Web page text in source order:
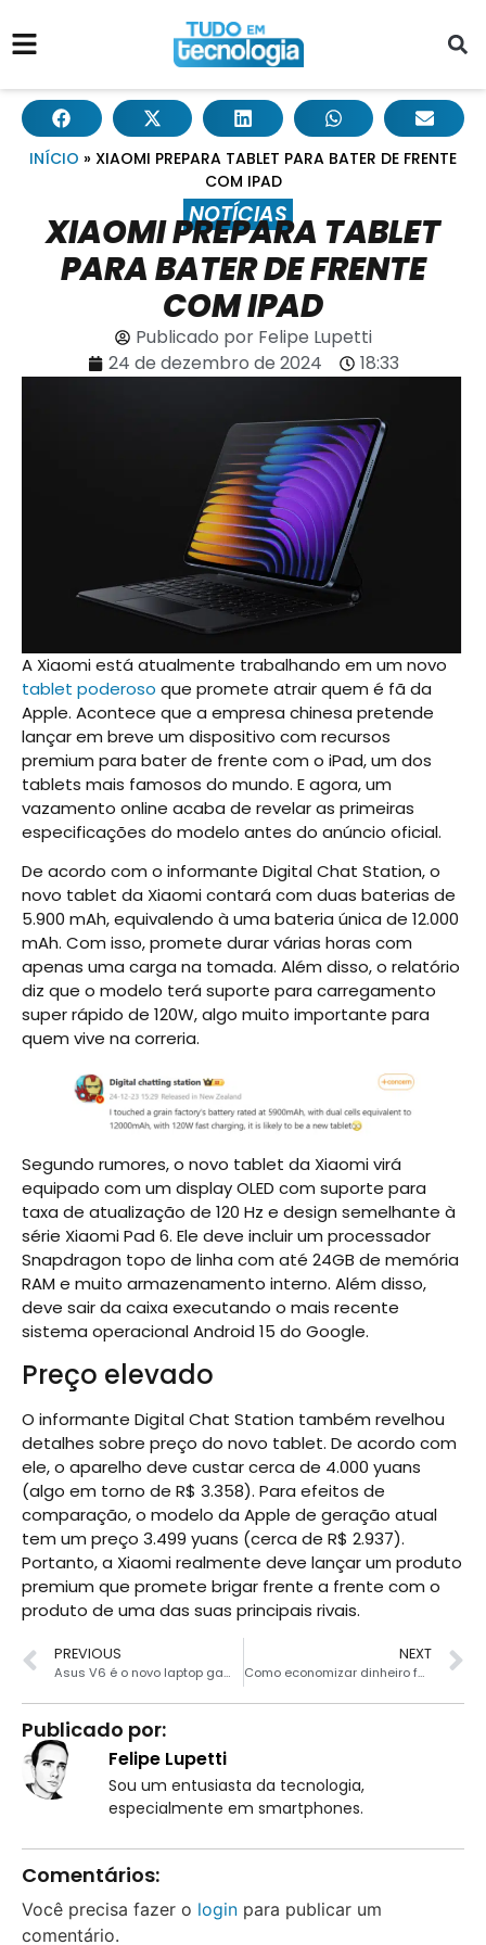
INÍCIO » XIAOMI PREPARA TABLET PARA BATER DE FRENTE
COM IPAD
NOTÍCIAS
XIAOMI PREPARA TABLET
PARA BATER DE FRENTE
COM IPAD
Publicado porFelipe Lupetti
24 de dezembro de 2024
18:33
A Xiaomi está atualmente trabalhando em um novo
tablet poderoso que promete atrair quem é fã da
Apple. Acontece que a empresa chinesa pretende
lançar em breve um dispositivo com recursos
premium para bater de frente com o iPad, um dos
tablets mais famosos do mundo. E agora, um
vazamento online acaba de revelar as primeiras
especificações do modelo antes do anúncio oficial.
De acordo com o informante Digital Chat Station, o
novo tablet da Xiaomi contará com duas baterias de
5.900 mAh, equivalendo à uma bateria única de 12.000
mAh. Com isso, promete durar várias horas com
apenas uma carga na tomada. Além disso, o relatório
diz que o modelo terá suporte para carregamento
super rápido de 120W, algo muito importante para
quem vive na correria.
Segundo rumores, o novo tablet da Xiaomi virá
equipado com um display OLED com suporte para
taxa de atualização de 120 Hz e design semelhante à
série Xiaomi Pad 6. Ele deve incluir um processador
Snapdragon topo de linha com até 24GB de memória
RAM e muito armazenamento interno. Além disso,
deve sair da caixa executando o mais recente
sistema operacional Android 15 do Google.
Preço elevado
O informante Digital Chat Station também revelhou
detalhes sobre preço do novo tablet. De acordo com
ele, o aparelho deve custar cerca de 4.000 yuans
(algo em torno de R$ 3.358). Para efeitos de
comparação, o modelo da Apple de geração atual
tem um preço 3.499 yuans (cerca de R$ 2.937).
Portanto, a Xiaomi realmente deve lançar um produto
premium que promete brigar frente a frente com o
produto de uma das suas principais rivais.
PREVIOUS
Asus V6 é o novo laptop gamer com i7, RTX 450 e mais
NEXT
Como economizar dinheiro fazendo compras online
Publicado por:
Felipe Lupetti
Sou um entusiasta da tecnologia,
especialmente em smartphones.
Comentários:
Você precisa fazer o login para publicar um
comentário.